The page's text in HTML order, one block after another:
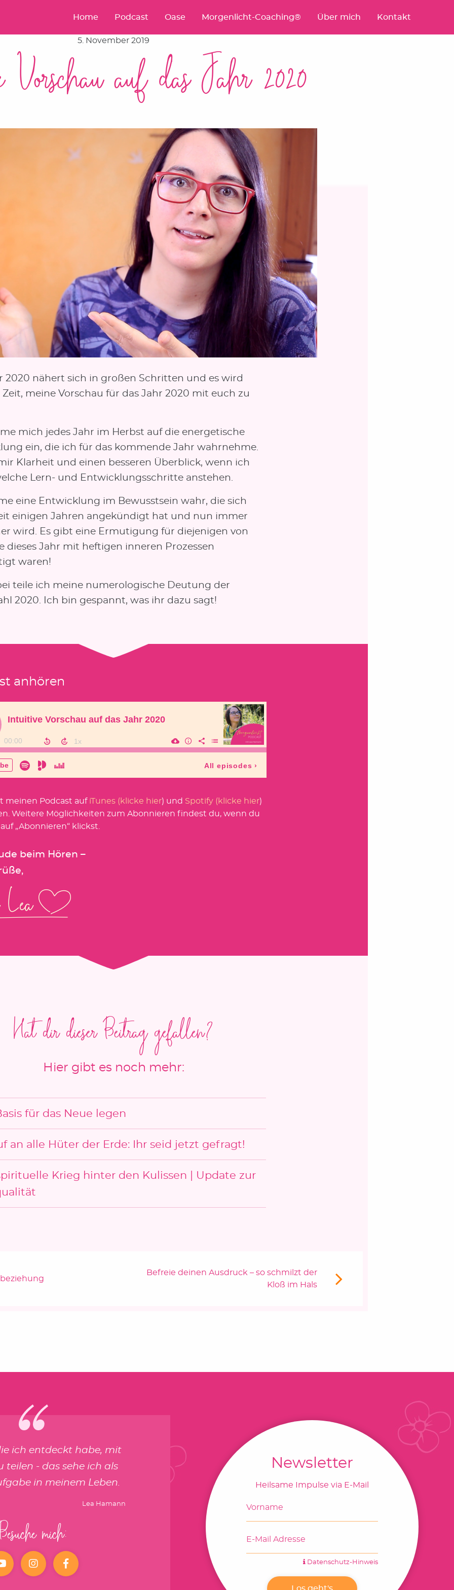
Home Podcast Oase Morgenlicht-Coaching® Über mich Kontakt
5. November 2019
auf das Jahr 2020
2020 nähert sich in großen Schritten und es wird
meine Vorschau für das Jahr 2020 mit euch zu
mich jedes Jahr im Herbst auf die energetische
ein, die ich für das kommende Jahr wahrnehme.
Klarheit und einen besseren Überblick, wenn ich
Lern- und Entwicklungsschritte anstehen.
eine Entwicklung im Bewusstsein wahr, die sich
einigen Jahren angekündigt hat und nun immer
wird. Es gibt eine Ermutigung für diejenigen von
dieses Jahr mit heftigen inneren Prozessen
waren!
teile ich meine numerologische Deutung der
2020. Ich bin gespannt, was ihr dazu sagt!
anhören
meinen Podcast auf iTunes (klicke hier) und Spotify (klicke hier)
Weitere Möglichkeiten zum Abonnieren findest du, wenn du
„Abonnieren“ klickst.
beim Hören –
Hat dir dieser Beitrag gefallen?
Hier gibt es noch mehr:
für das Neue legen
an alle Hüter der Erde: Ihr seid jetzt gefragt!
Krieg hinter den Kulissen | Update zur
Nächster Beitrag
Befreie deinen Ausdruck – so schmilzt der
Kloß im Hals
ich entdeckt habe, mit
teilen - das sehe ich als
in meinem Leben.
Lea Hamann
mich:
Instagramfacebook
Newsletter
Heilsame Impulse via E-Mail
Datenschutz-Hinweis